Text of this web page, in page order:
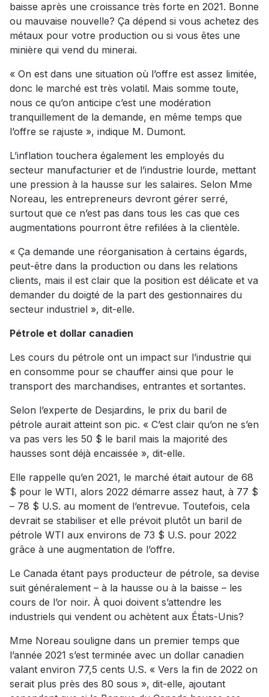
baisse après une croissance très forte en 2021. Bonne
ou mauvaise nouvelle? Ça dépend si vous achetez des
métaux pour votre production ou si vous êtes une
minière qui vend du minerai.
« On est dans une situation où l’offre est assez limitée,
donc le marché est très volatil. Mais somme toute,
nous ce qu’on anticipe c’est une modération
tranquillement de la demande, en même temps que
l’offre se rajuste », indique M. Dumont.
L’inflation touchera également les employés du
secteur manufacturier et de l’industrie lourde, mettant
une pression à la hausse sur les salaires. Selon Mme
Noreau, les entrepreneurs devront gérer serré,
surtout que ce n’est pas dans tous les cas que ces
augmentations pourront être refilées à la clientèle.
« Ça demande une réorganisation à certains égards,
peut-être dans la production ou dans les relations
clients, mais il est clair que la position est délicate et va
demander du doigté de la part des gestionnaires du
secteur industriel », dit-elle.
Pétrole et dollar canadien
Les cours du pétrole ont un impact sur l’industrie qui
en consomme pour se chauffer ainsi que pour le
transport des marchandises, entrantes et sortantes.
Selon l’experte de Desjardins, le prix du baril de
pétrole aurait atteint son pic. « C’est clair qu’on ne s’en
va pas vers les 50 $ le baril mais la majorité des
hausses sont déjà encaissée », dit-elle.
Elle rappelle qu’en 2021, le marché était autour de 68
$ pour le WTI, alors 2022 démarre assez haut, à 77 $
– 78 $ U.S. au moment de l’entrevue. Toutefois, cela
devrait se stabiliser et elle prévoit plutôt un baril de
pétrole WTI aux environs de 73 $ U.S. pour 2022
grâce à une augmentation de l’offre.
Le Canada étant pays producteur de pétrole, sa devise
suit généralement – à la hausse ou à la baisse – les
cours de l’or noir. À quoi doivent s’attendre les
industriels qui vendent ou achètent aux États-Unis?
Mme Noreau souligne dans un premier temps que
l’année 2021 s’est terminée avec un dollar canadien
valant environ 77,5 cents U.S. « Vers la fin de 2022 on
serait plus près des 80 sous », dit-elle, ajoutant